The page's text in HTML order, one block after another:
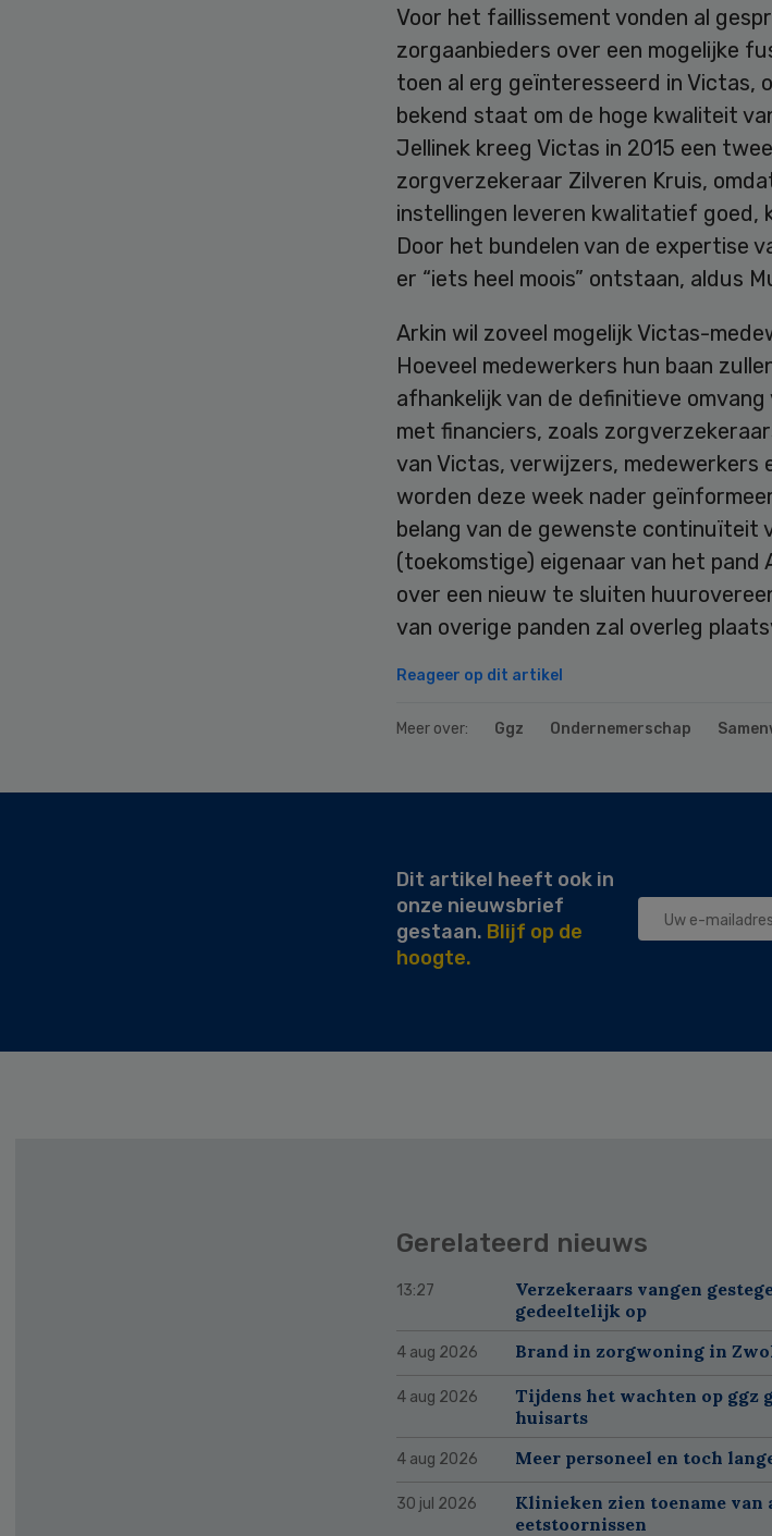
Voor het faillissement vonden al
zorgaanbieders over een mogelijke
toen al erg geïnteresseerd in Victas,
bekend staat om de hoge kwaliteit
Jellinek kreeg Victas in 2015 een
zorgverzekeraar Zilveren Kruis,
instellingen leveren kwalitatief goed,
Door het bundelen van de expertise
er “iets heel moois” ontstaan, aldus
Arkin wil zoveel mogelijk Victas-
Hoeveel medewerkers hun baan
afhankelijk van de definitieve
met financiers, zoals
van Victas, verwijzers, medewerkers
worden deze week nader
belang van de gewenste continuïteit
(toekomstige) eigenaar van het
over een nieuw te sluiten
van overige panden zal overleg
Reageer op dit artikel
Meer over: Ggz Ondernemerschap
Dit artikel heeft ook in
onze nieuwsbrief
gestaan. Blijf op de
hoogte.
Gerelateerd nieuws
13:27
Verzekeraars vangen
gedeeltelijk op
4 aug 2026 Brand in zorgwoning in
4 aug 2026
Tijdens het wachten op ggz
huisarts
4 aug 2026 Meer personeel en toch
30 jul 2026
Klinieken zien toename van
eetstoornissen